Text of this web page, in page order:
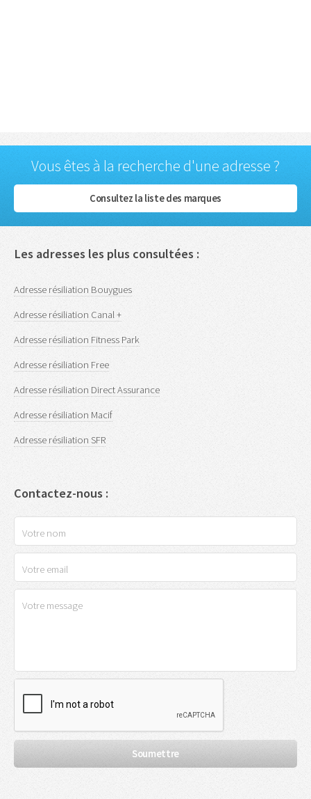
Vous êtes à la recherche d'une adresse ?
Consultez la liste des marques
Les adresses les plus consultées :
Adresse résiliation Bouygues
Adresse résiliation Canal +
Adresse résiliation Fitness Park
Adresse résiliation Free
Adresse résiliation Direct Assurance
Adresse résiliation Macif
Adresse résiliation SFR
Contactez-nous :